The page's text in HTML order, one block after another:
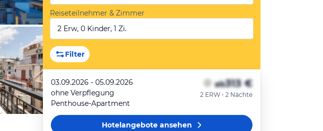
Reiseteilnehmer & Zimmer
2 Erw, 0 Kinder, 1 Zi.
Filter
03.09.2026 - 05.09.2026
ohne Verpflegung
Penthouse-Apartment
ab313 €
2 ERW • 2 Nächte
Hotelangeboteansehen